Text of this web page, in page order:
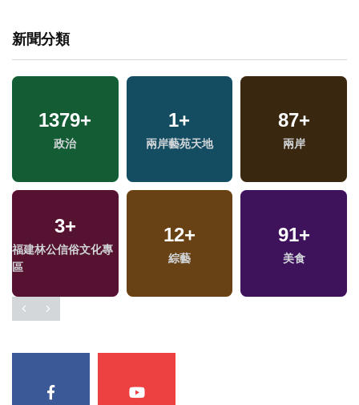
新聞分類
1379+
政治
1+
兩岸藝苑天地
87+
兩岸
3+
福建林公信俗文化專
區
12+
綜藝
91+
美食